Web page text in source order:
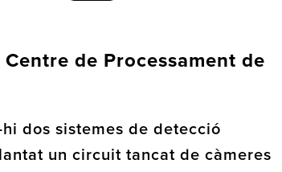
de Processament de
dos sistemes de detecció
un circuit tancat de càmeres